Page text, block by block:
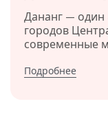
Дананг — один
городов
современные
Подробнее